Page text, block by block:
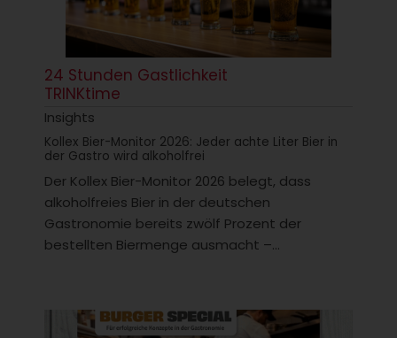
24 Stunden Gastlichkeit
TRINKtime
Insights
Kollex Bier-Monitor 2026: Jeder achte Liter Bier in
der Gastro wird alkoholfrei
Der Kollex Bier-Monitor 2026 belegt, dass
alkoholfreies Bier in der deutschen
Gastronomie bereits zwölf Prozent der
bestellten Biermenge ausmacht –...